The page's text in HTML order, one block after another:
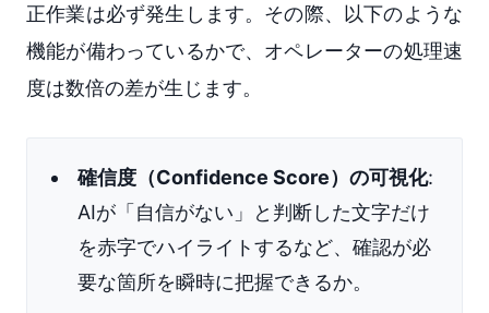
正作業は必ず発生します。その際、以下のような
機能が備わっているかで、オペレーターの処理速
度は数倍の差が生じます。
確信度（Confidence Score）の可視化:
AIが「自信がない」と判断した文字だけ
を赤字でハイライトするなど、確認が必
要な箇所を瞬時に把握できるか。